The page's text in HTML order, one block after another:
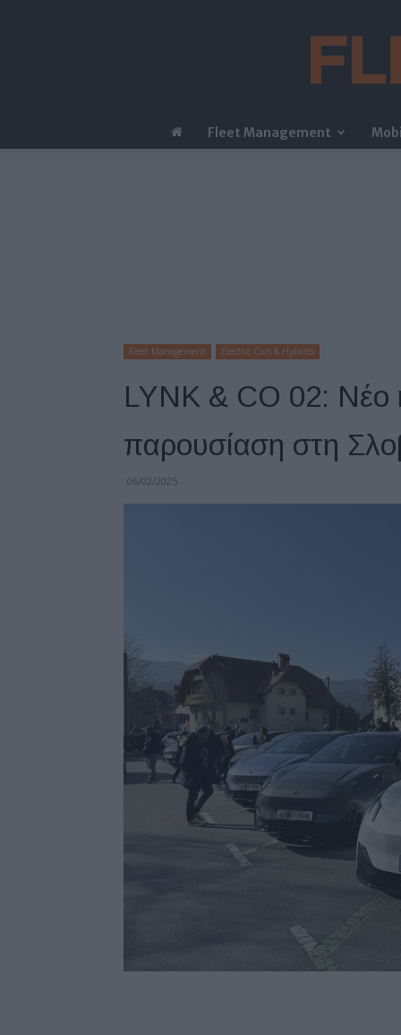
Fleet Management
Fleet Management Electric Cars & Hybrids
LYNK & CO 02: Νέο
παρουσίαση στη
06/02/2025